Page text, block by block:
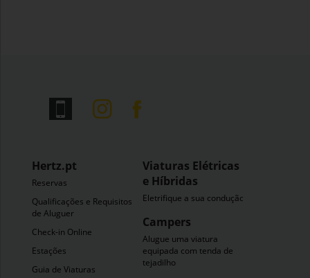
Hertz.pt
Reservas
Qualificações e Requisitos
de Aluguer
Check-in Online
Estações
Guia de Viaturas
Viaturas Elétricas
e Híbridas
Eletrifique a sua condução
Campers
Alugue uma viatura
equipada com tenda de
tejadilho